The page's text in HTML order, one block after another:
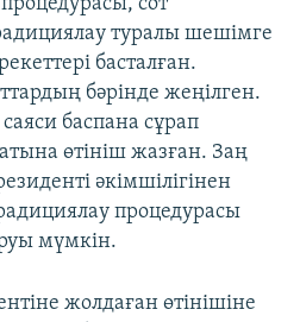
сот
туралы шешімге
басталған.
бәрінде жеңілген.
баспана сұрап
өтініш жазған. Заң
әкімшілігінен
процедурасы
мүмкін.
жолдаған өтінішіне